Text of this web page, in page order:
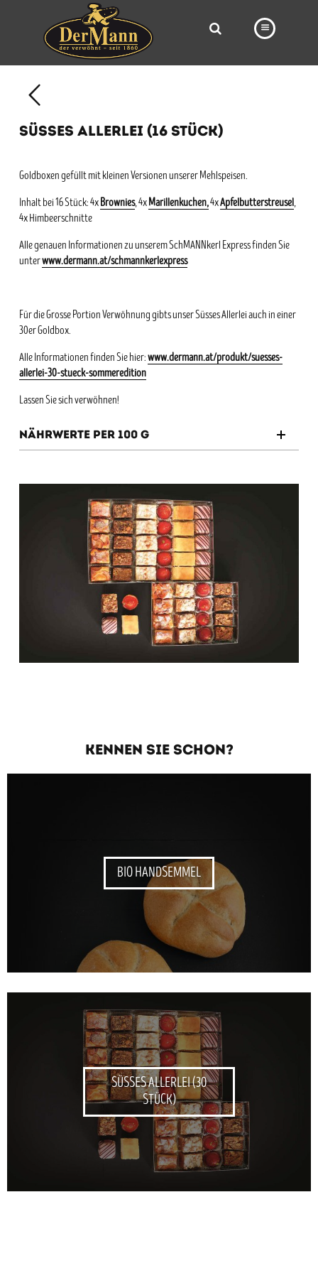
BÄCKEREI
VORBESTELLUNG
KARRIERE
SÜSSES ALLERLEI (16 STÜCK)
Goldboxen gefüllt mit kleinen Versionen unserer Mehlspeisen.
Inhalt bei 16 Stück: 4xBrownies, 4xMarillenkuchen,4xApfelbutterstreusel,
4x Himbeerschnitte
Alle genauen Informationen zu unserem SchMANNkerl Express finden Sie
unterwww.dermann.at/schmannkerlexpress
Für die Grosse Portion Verwöhnung gibts unser Süsses Allerlei auch in einer
30er Goldbox.
Alle Informationen finden Sie hier:www.dermann.at/produkt/suesses-
allerlei-30-stueck-sommeredition
Lassen Sie sich verwöhnen!
Nährwerte per 100 g
KENNEN SIE SCHON?
BIO HANDSEMMEL
SÜSSES ALLERLEI (30
STÜCK)